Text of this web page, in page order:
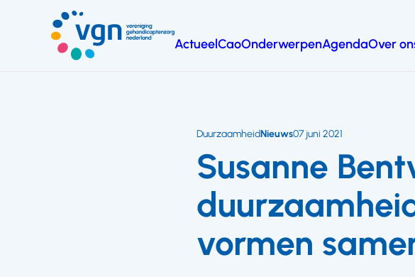
hoofdinhoud
ActueelCaoOnderwerpenAgendaOver
Susanne
vormen
DuurzaamheidNieuws07 juni 2021